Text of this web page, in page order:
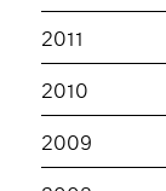
2011
2010
2009